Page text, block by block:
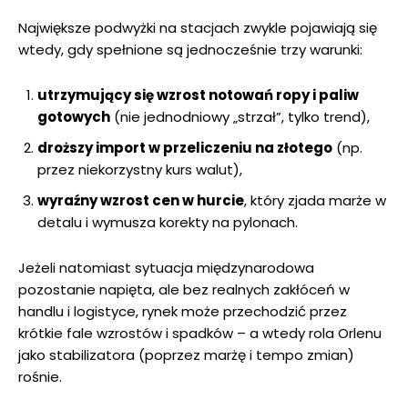
Największe podwyżki na stacjach zwykle pojawiają się
wtedy, gdy spełnione są jednocześnie trzy warunki:
utrzymujący się wzrost notowań ropy i paliw
gotowych (nie jednodniowy „strzał”, tylko trend),
droższy import w przeliczeniu na złotego (np.
przez niekorzystny kurs walut),
wyraźny wzrost cen w hurcie, który zjada marże w
detalu i wymusza korekty na pylonach.
Jeżeli natomiast sytuacja międzynarodowa
pozostanie napięta, ale bez realnych zakłóceń w
handlu i logistyce, rynek może przechodzić przez
krótkie fale wzrostów i spadków – a wtedy rola Orlenu
jako stabilizatora (poprzez marżę i tempo zmian)
rośnie.